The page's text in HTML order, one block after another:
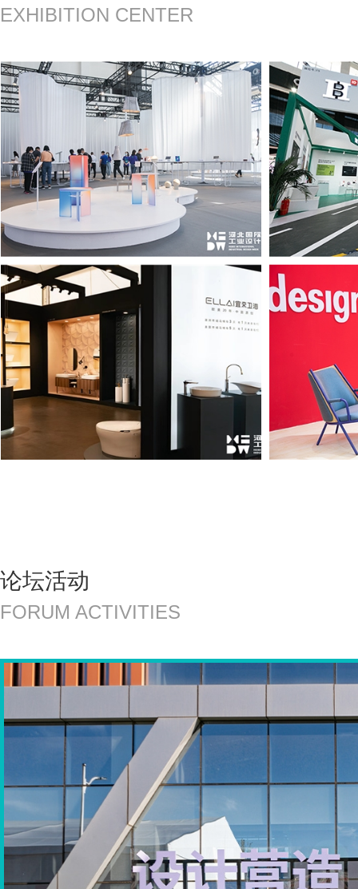
EXHIBITION CENTER
论坛活动
FORUM ACTIVITIES